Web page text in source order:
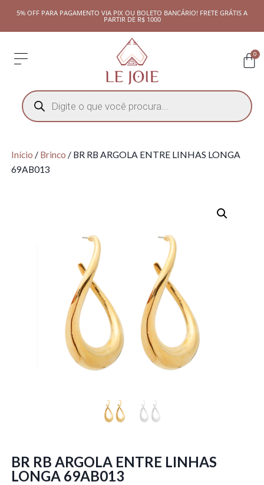
5% OFF PARA PAGAMENTO VIA PIX OU BOLETO BANCÁRIO! FRETE GRÁTIS A
PARTIR DE R$ 1000
0
Início / Brinco / BR RB ARGOLA ENTRE LINHAS LONGA
69AB013
BR RB ARGOLA ENTRE LINHAS
LONGA 69AB013